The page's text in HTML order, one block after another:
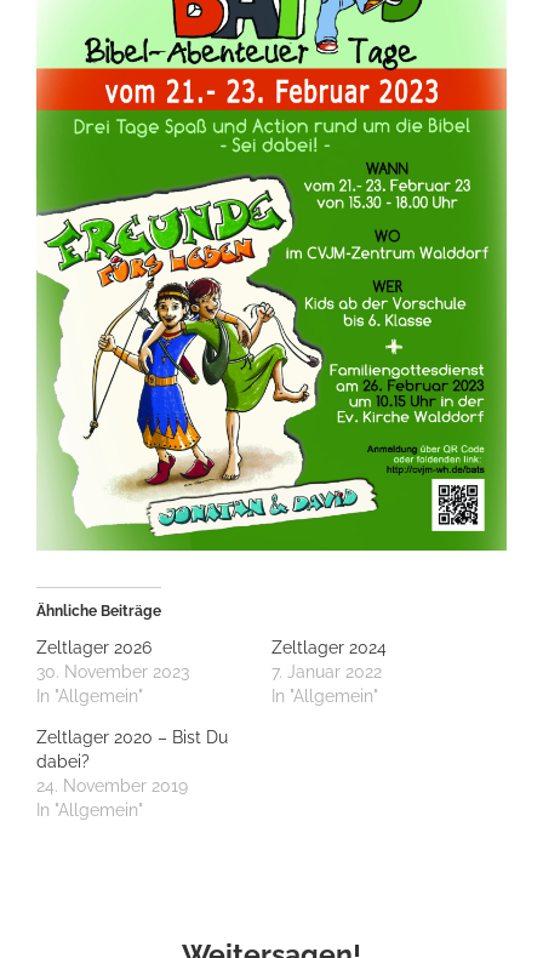
Ähnliche Beiträge
Zeltlager 2026
30. November 2023
In "Allgemein"
Zeltlager 2024
7. Januar 2022
In "Allgemein"
Zeltlager 2020 – Bist Du
dabei?
24. November 2019
In "Allgemein"